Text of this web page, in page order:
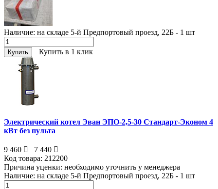
Наличие: на складе 5-й Предпортовый проезд, 22Б - 1 шт
Купить Купить в 1 клик
Электрический котел Эван ЭПО-2,5-30 Стандарт-Эконом 4
кВт без пульта
9 460
7 440
Код товара: 212200
Причина уценки: необходимо уточнить у менеджера
Наличие: на складе 5-й Предпортовый проезд, 22Б - 1 шт